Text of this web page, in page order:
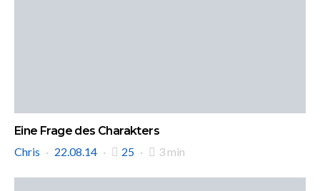
Eine Frage des Charakters
Chris
22.08.14 25 3 min